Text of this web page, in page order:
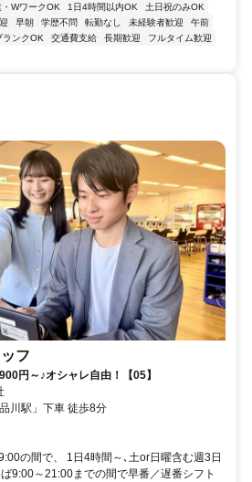
・WワークOK 1日4時間以内OK
土日祝のみOK
早朝 学歴不問 転勤なし 未経験者歓迎
午前
ランクOK 交通費支給 長期歓迎
フルタイム歓迎
フ
円～♪オシャレ自由！【05】
川駅」下車 徒歩8分
の間で、 1日4時間～､土or日曜含む週3日
9:00～21:00までの間で早番／遅番シフト